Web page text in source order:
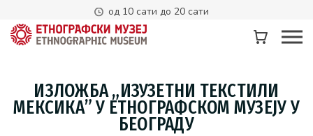
од 10 сати до 20 сати
ИЗЛОЖБА „ИЗУЗЕТНИ ТЕКСТИЛИ
МЕКСИКА” У ЕТНОГРАФСКОМ МУЗЕЈУ У
БЕОГРАДУ